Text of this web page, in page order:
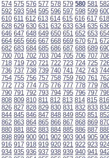
574 575 576 577 578 579 580 581
592 593 594 595 596 597 598 599
610 611 612 613 614 615 616 617 618
628 629 630 631 632 633 634 635
646 647 648 649 650 651 652 653
664 665 666 667 668 669 670 671
682 683 684 685 686 687 688 689
700 701 702 703 704 705 706 707
718 719 720 721 722 723 724 725
736 737 738 739 740 741 742 743
754 755 756 757 758 759 760 761
772 773 774 775 776 777 778 779
790 791 792 793 794 795 796 797
808 809 810 811 812 813 814 815 816
826 827 828 829 830 831 832 833
844 845 846 847 848 849 850 851
862 863 864 865 866 867 868 869
880 881 882 883 884 885 886 887
898 899 900 901 902 903 904 905
916 917 918 919 920 921 922 923
934 935 936 937 938 939 940 941